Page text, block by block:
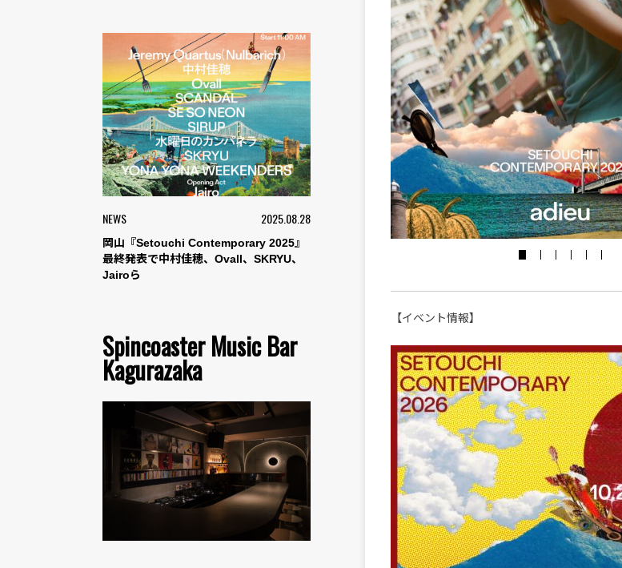
NEWS 2025.08.28
岡山『Setouchi Contemporary 2025』
最終発表で中村佳穂、Ovall、SKRYU、
Jairoら
Spincoaster Music Bar
Kagurazaka
【イベント情報】